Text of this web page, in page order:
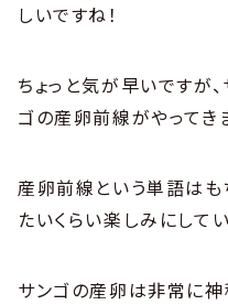
しいですね！
ちょっと気が早いですが
ゴの産卵前線がやってき
産卵前線という単語はも
たいくらい楽しみにしてい
サンゴの産卵は非常に神